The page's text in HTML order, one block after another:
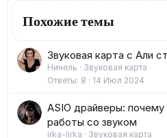
Похожие темы
Звуковая карта с Али
Нинель
Звуковая карта
Ответы 8 14 Июл 2024
ASIO драйверы: почему
работы со звуком
irka-lirka
Звуковая карта